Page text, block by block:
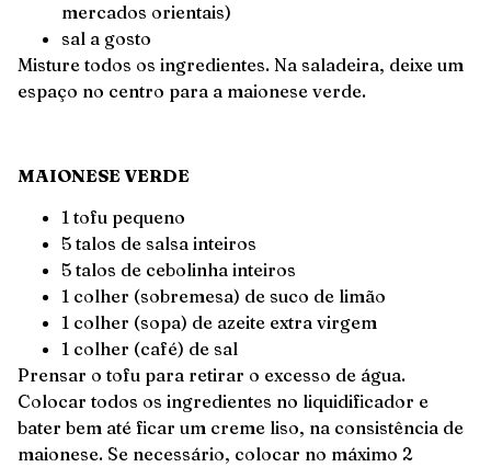
mercados orientais)
sal a gosto
Misture todos os ingredientes. Na saladeira, deixe um
espaço no centro para a maionese verde.
MAIONESE VERDE
1 tofu pequeno
5 talos de salsa inteiros
5 talos de cebolinha inteiros
1 colher (sobremesa) de suco de limão
1 colher (sopa) de azeite extra virgem
1 colher (café) de sal
Prensar o tofu para retirar o excesso de água.
Colocar todos os ingredientes no liquidificador e
bater bem até ficar um creme liso, na consistência de
maionese. Se necessário, colocar no máximo 2